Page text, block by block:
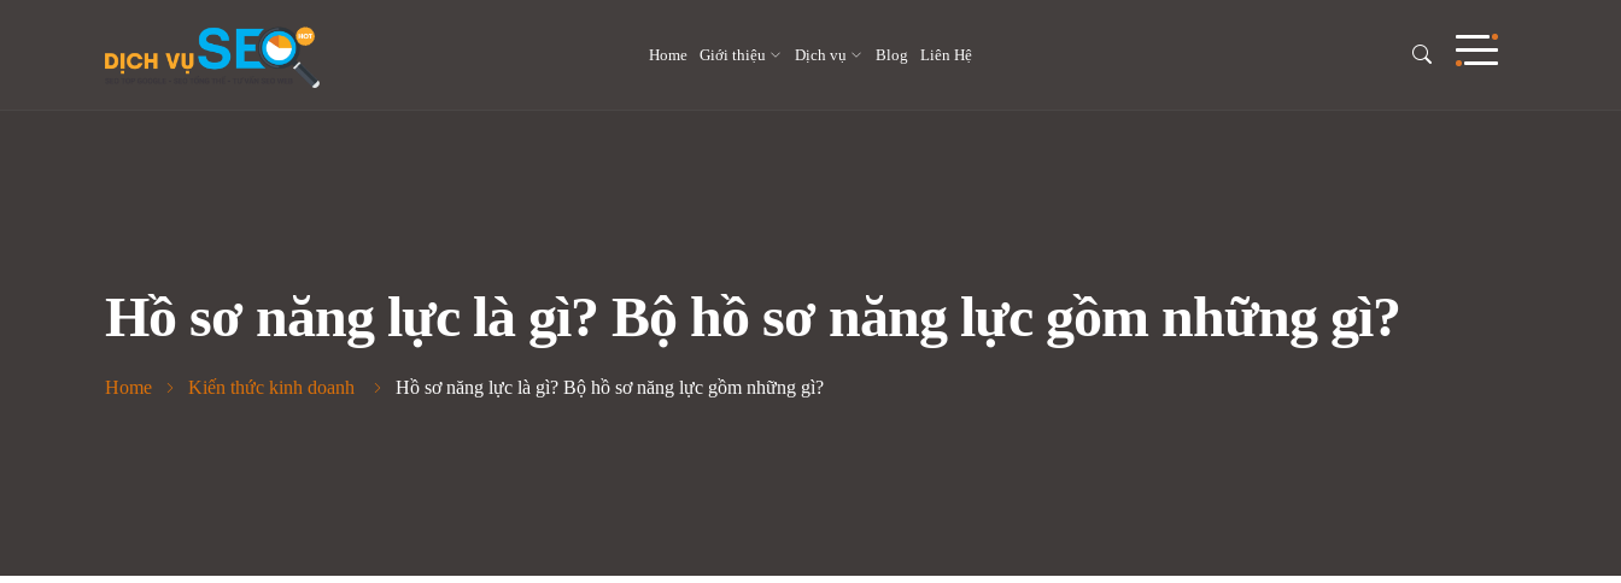
Home Giới thiệu Dịch vụ Blog Liên Hệ
Hồ sơ năng lực là gì? Bộ hồ sơ năng lực gồm những gì?
Home Kiến thức kinh doanh Hồ sơ năng lực là gì? Bộ hồ sơ năng lực gồm những gì?